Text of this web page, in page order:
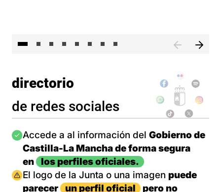
directorio
de redes sociales
Imagen
Accede a al información del Gobierno de
Castilla-La Mancha de forma segura
en
los perfiles oficiales.
Imagen
El logo de la Junta o una imagen puede
parecer
un perfil oficial
pero no